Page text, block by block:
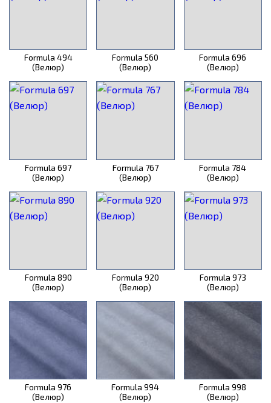
Formula 494
(Велюр)
Formula 560
(Велюр)
Formula 696
(Велюр)
Formula 697
(Велюр)
Formula 767
(Велюр)
Formula 784
(Велюр)
Formula 890
(Велюр)
Formula 920
(Велюр)
Formula 973
(Велюр)
Formula 976
(Велюр)
Formula 994
(Велюр)
Formula 998
(Велюр)